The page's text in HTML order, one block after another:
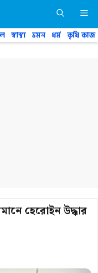
স্বাস্থ্য ভ্রমন ধর্ম কৃষি কাজ
হেরোইন উদ্ধার